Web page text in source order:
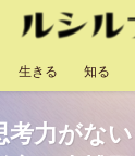
生きる 知る
考力がな